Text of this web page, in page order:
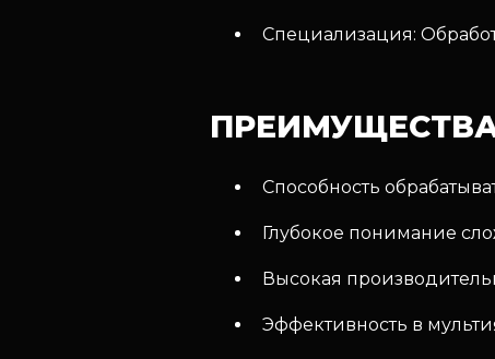
Специализация:
ПРЕИМУЩЕСТВА
Способность
Глубокое понимание
Высокая
Эффективность в